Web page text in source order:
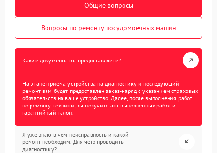
Общие вопросы
Вопросы по ремонту посудомоечных машин
Какие документы вы предоставляете?
На этапе приема устройства на диагностику и последующий
ремонт вам будет предоставлен заказ-наряд с указанием страховых
обязательств на ваше устройство. Далее, после выполнения работ
по ремонту техники, вы получите акт выполненных работ и
гарантийный талон.
Я уже знаю в чем неисправность и какой
ремонт необходим. Для чего проводить
диагностику?